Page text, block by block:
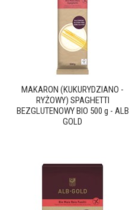
MAKARON (KUKURYDZIANO -
RYŻOWY) SPAGHETTI
BEZGLUTENOWY BIO 500 g - ALB
GOLD